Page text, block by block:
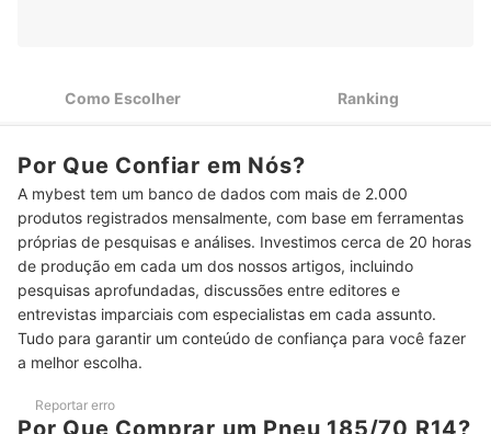
3 Recomendado Pela Fabricante do Carro
4
Classificados como AA e A
5
Fique de Olho na Etiqueta Inmetro para Saber Sobre
Aderência, Consumo e Nível de Ruído
6
O Treadware Pode Ser um Indicativo de Durabilidade em
Pneus Importados
O Melhores Pneus para Carro Oferecem Cerca de 5 Anos de
Garantia
Perguntas Frequentes sobre um Pneu 185/70 R14
Como Escolher Ranking
Por Que Confiar em Nós?
A mybest tem um banco de dados com mais de 2.000
produtos registrados mensalmente, com base em ferramentas
próprias de pesquisas e análises. Investimos cerca de 20 horas
de produção em cada um dos nossos artigos, incluindo
pesquisas aprofundadas, discussões entre editores e
entrevistas imparciais com especialistas em cada assunto.
Tudo para garantir um conteúdo de confiança para você fazer
a melhor escolha.
Reportar erro
Por Que Comprar um Pneu 185/70 R14?